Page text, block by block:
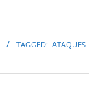
TAGGED: ATAQUES